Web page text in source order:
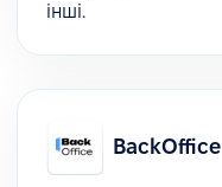
інші.
BackOffice